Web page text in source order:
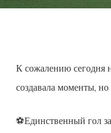
К сожалению сегодня
создавала моменты,
⚽️Единственный гол